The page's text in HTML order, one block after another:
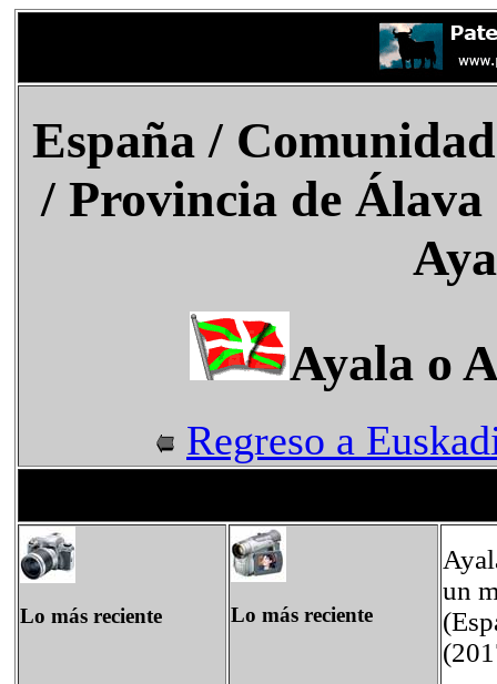
España/
/ Provincia de
Ayala o
Regreso a
Lo más reciente Lo más reciente
un